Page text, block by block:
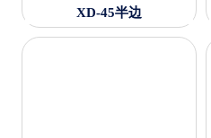
XD-45半边